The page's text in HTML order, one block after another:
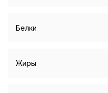
Белки
Жиры